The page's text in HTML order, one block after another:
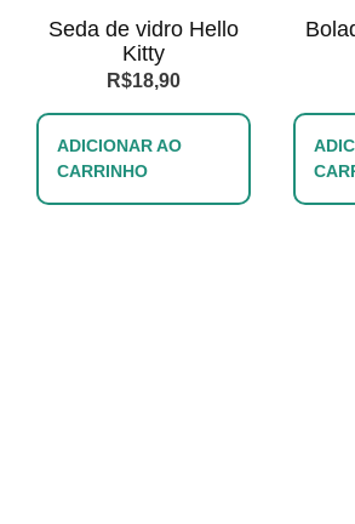
Seda de vidro Hello
Kitty
R$18,90
ADICIONAR AO
CARRINHO